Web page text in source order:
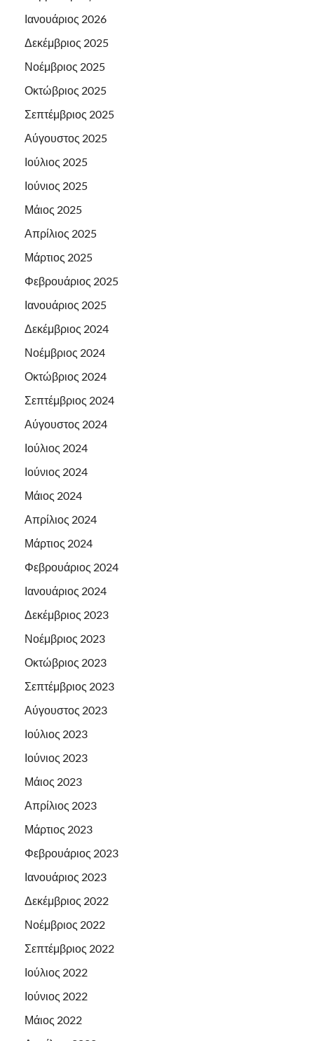
Ιανουάριος 2026
Δεκέμβριος 2025
Νοέμβριος 2025
Οκτώβριος 2025
Σεπτέμβριος 2025
Αύγουστος 2025
Ιούλιος 2025
Ιούνιος 2025
Μάιος 2025
Απρίλιος 2025
Μάρτιος 2025
Φεβρουάριος 2025
Ιανουάριος 2025
Δεκέμβριος 2024
Νοέμβριος 2024
Οκτώβριος 2024
Σεπτέμβριος 2024
Αύγουστος 2024
Ιούλιος 2024
Ιούνιος 2024
Μάιος 2024
Απρίλιος 2024
Μάρτιος 2024
Φεβρουάριος 2024
Ιανουάριος 2024
Δεκέμβριος 2023
Νοέμβριος 2023
Οκτώβριος 2023
Σεπτέμβριος 2023
Αύγουστος 2023
Ιούλιος 2023
Ιούνιος 2023
Μάιος 2023
Απρίλιος 2023
Μάρτιος 2023
Φεβρουάριος 2023
Ιανουάριος 2023
Δεκέμβριος 2022
Νοέμβριος 2022
Σεπτέμβριος 2022
Ιούλιος 2022
Ιούνιος 2022
Μάιος 2022